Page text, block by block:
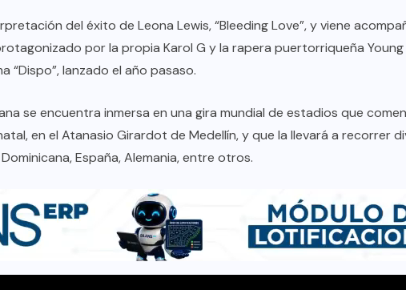
del éxito de Leona Lewis, “Bleeding Love”, y viene
por la propia Karol G y la rapera puertorriqueña Young
“Dispo”, lanzado el año pasaso.
se encuentra inmersa en una gira mundial de estadios que
en el Atanasio Girardot de Medellín, y que la llevará a recorrer
España, Alemania, entre otros.